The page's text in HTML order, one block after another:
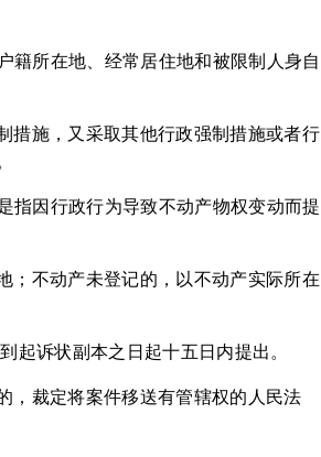
籍所在地、经常居住地和被限制人身自
措施，又采取其他行政强制措施或者行
指因行政行为导致不动产物权变动而提
；不动产未登记的，以不动产实际所在
起诉状副本之日起十五日内提出。
，裁定将案件移送有管辖权的人民法